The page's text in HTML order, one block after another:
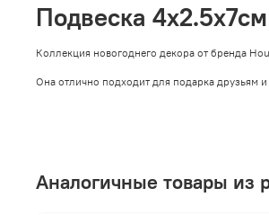
Подвеска
Коллекция новогоднего декора от бренда
Она отлично подходит для подарка друзьям
Аналогичные товары из